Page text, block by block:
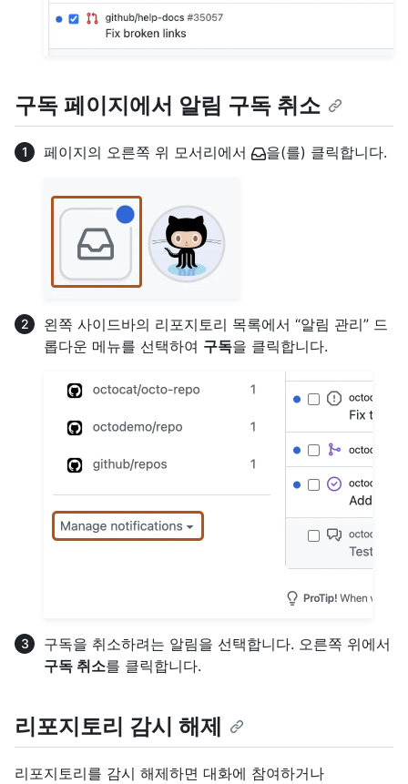
구독 페이지에서 알림 구독 취소
페이지의 오른쪽 위 모서리에서 을(를) 클릭합니다.
왼쪽 사이드바의 리포지토리 목록에서 “알림 관리” 드
롭다운 메뉴를 선택하여 구독을 클릭합니다.
구독을 취소하려는 알림을 선택합니다. 오른쪽 위에서
구독 취소를 클릭합니다.
리포지토리 감시 해제
리포지토리를 감시 해제하면 대화에 참여하거나